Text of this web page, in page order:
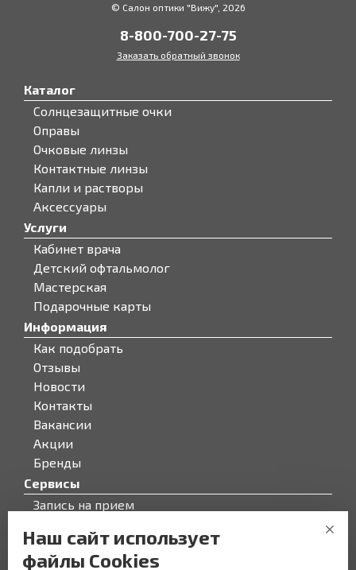
© Салон оптики "Вижу", 2026
8-800-700-27-75
Заказать обратный звонок
Каталог
Солнцезащитные очки
Оправы
Очковые линзы
Контактные линзы
Капли и растворы
Аксессуары
Услуги
Кабинет врача
Детский офтальмолог
Мастерская
Подарочные карты
Информация
Как подобрать
Отзывы
Новости
Контакты
Вакансии
Акции
Бренды
Сервисы
Запись на прием
О компании
О компании
Наш сайт использует
файлы Cookies